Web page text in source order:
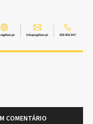
COMENTÁRIO